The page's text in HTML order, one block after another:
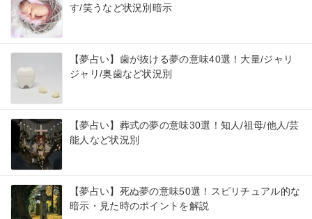
す/笑うなど状況別暗示
【夢占い】歯が抜ける夢の意味40選！大量/ジャリ
ジャリ/奥歯など状況別
【夢占い】葬式の夢の意味30選！知人/祖母/他人/芸
能人など状況別
【夢占い】死ぬ夢の意味50選！スピリチュアル的な
暗示・見た時のポイントを解説